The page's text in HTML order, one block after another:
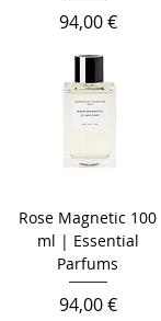
Prix
94,00 €
Rose Magnetic 100
ml | Essential
Parfums
Prix
94,00 €